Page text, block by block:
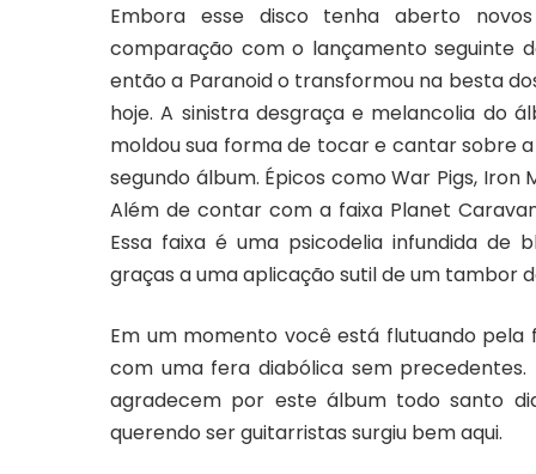
Embora esse disco tenha aberto
comparação com o lançamento seguinte
então a Paranoid o transformou na besta
hoje. A sinistra desgraça e melancolia do
moldou sua forma de tocar e cantar sobre
segundo álbum. Épicos como War Pigs,
Além de contar com a faixa Planet
Essa faixa é uma psicodelia infundida de
graças a uma aplicação sutil de um tambor
Em um momento você está flutuando pela
com uma fera diabólica sem
agradecem por este álbum todo santo
querendo ser guitarristas surgiu bem aqui.